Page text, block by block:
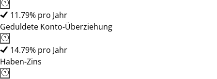
11.79% pro Jahr
Geduldete Konto-Überziehung
14.79% pro Jahr
Haben-Zins